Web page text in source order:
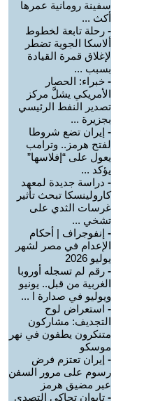
سفينة رومانية عمرها
أكث ...
- رحلة تابعة لخطوط
ألاسكا الجوية تضطر
لإغلاق قمرة القيادة
بسبب ...
- خبراء: الحصار
الأمريكي يشلَّ مركز
تصدير النفط الرئيسي
بجزيرة ...
- إيران تضع شروطا
لفتح هرمز.. وترامب
يعول على “إفلاسها”
يؤكد ...
- دراسة جديدة لمعهد
كارولينسكا تبحث تأثير
غرسات الثدي على
تشخي ...
- إنفوجراف | أحكام
الإعدام في مصر لشهر
يوليو 2026
- رقم لم تسجله أوروبا
الغربية من قبل.. يونيو
ويوليو في صدارة ا ...
- استعراض لوح
التجديف: مشاركون
متنكرون يطفون في نهر
موسكو
- إيران تعتزم فرض
رسوم على مرور السفن
عبر مضيق هرمز
- تايوان تحاكي التصدي